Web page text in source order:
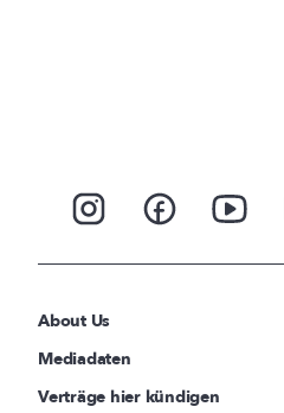
About Us
Mediadaten
Verträge hier kündigen